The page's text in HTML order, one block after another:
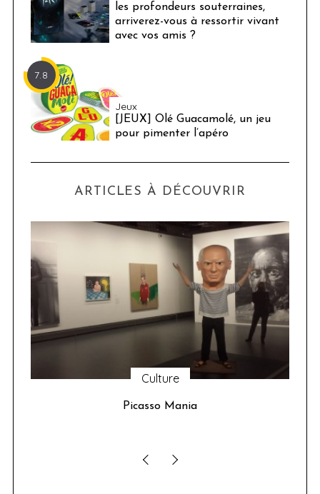
les profondeurs souterraines,
arriverez-vous à ressortir vivant
avec vos amis ?
7.8
Jeux
[JEUX] Olé Guacamolé, un jeu
pour pimenter l’apéro
ARTICLES À DÉCOUVRIR
Food
750g La Table